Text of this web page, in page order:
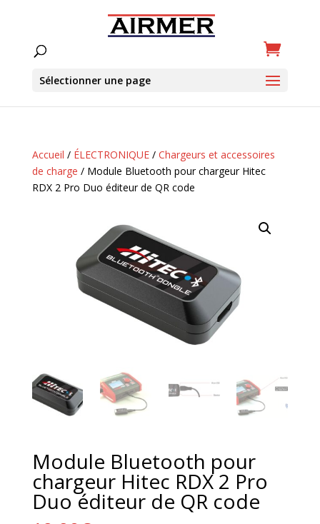
Sélectionner une page
Accueil / ÉLECTRONIQUE/ Chargeurs et accessoires
de charge / Module Bluetooth pour chargeur Hitec
RDX 2 Pro Duo éditeur de QR code
Module Bluetooth pour
chargeur Hitec RDX 2 Pro
Duo éditeur de QR code